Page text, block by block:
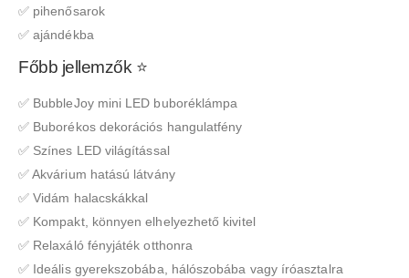
✅ pihenősarok
✅ ajándékba
Főbb jellemzők ⭐
✅ BubbleJoy mini LED buboréklámpa
✅ Buborékos dekorációs hangulatfény
✅ Színes LED világítással
✅ Akvárium hatású látvány
✅ Vidám halacskákkal
✅ Kompakt, könnyen elhelyezhető kivitel
✅ Relaxáló fényjáték otthonra
✅ Ideális gyerekszobába, hálószobába vagy íróasztalra